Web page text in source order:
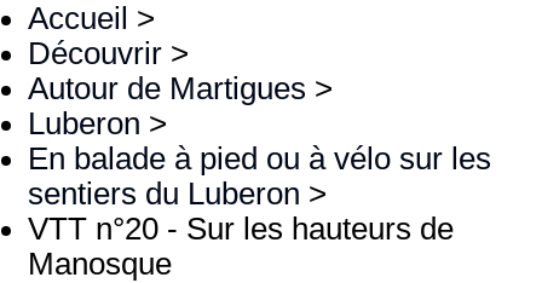
Accueil >
Découvrir >
Autour de Martigues >
Luberon >
En balade à pied ou à vélo sur les
sentiers du Luberon >
VTT n°20 - Sur les hauteurs de
Manosque